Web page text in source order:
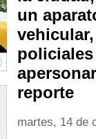
un
reporte
martes, 14 de